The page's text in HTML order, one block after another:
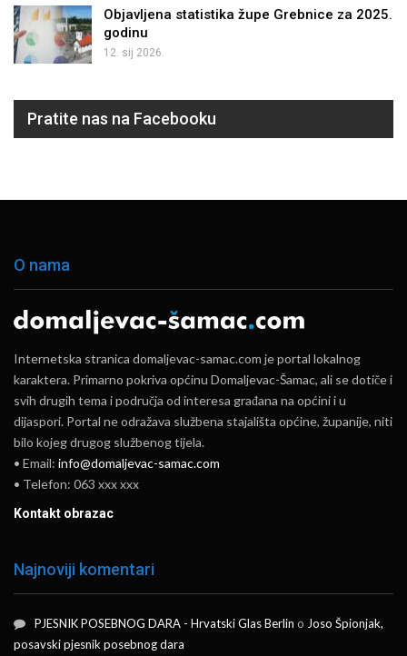
Objavljena statistika župe Grebnice za 2025.
godinu
12. sij 2026.
Pratite nas na Facebooku
O nama
Internetska stranica domaljevac-samac.com je portal lokalnog
karaktera. Primarno pokriva općinu Domaljevac-Šamac, ali se dotiče i
svih drugih tema i područja od interesa građana na općini i u
dijaspori. Portal ne odražava službena stajališta općine, županije, niti
bilo kojeg drugog službenog tijela.
• Email: info@domaljevac-samac.com
• Telefon: 063 xxx xxx
Kontakt obrazac
Najnoviji komentari
PJESNIK POSEBNOG DARA - Hrvatski Glas Berlin o Joso Špionjak,
posavski pjesnik posebnog dara